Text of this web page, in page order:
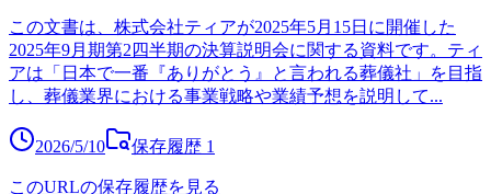
この文書は、株式会社ティアが2025年5月15日に開催した
2025年9月期第2四半期の決算説明会に関する資料です。ティ
アは「日本で一番『ありがとう』と言われる葬儀社」を目指
し、葬儀業界における事業戦略や業績予想を説明して...
2026/5/10 保存履歴 1
このURLの保存履歴を見る